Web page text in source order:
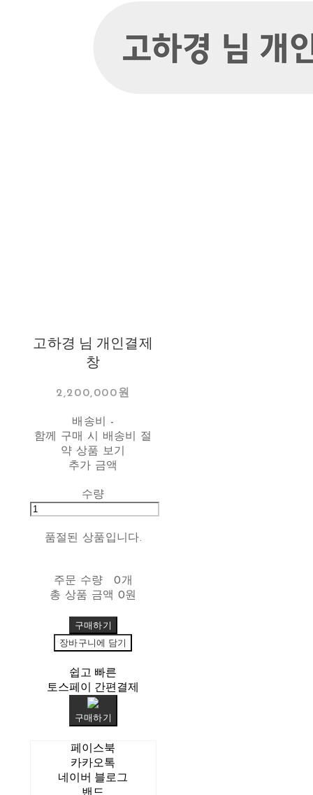
고하경 님 개인결제
창
2,200,000원
배송비 -
함께 구매 시 배송비 절
약 상품 보기
추가 금액
수량
품절된 상품입니다.
주문 수량
0개
총 상품 금액 0원
구매하기
장바구니에 담기
쉽고 빠른
토스페이 간편결제
구매하기
페이스북
카카오톡
네이버 블로그
밴드